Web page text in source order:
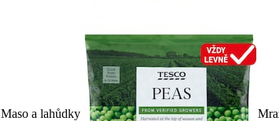
Maso a lahůdky